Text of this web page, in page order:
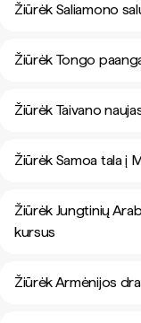
Žiūrėk Saliamono
Žiūrėk Tongo
Žiūrėk Taivano
Žiūrėk Samoa tala į
Žiūrėk Jungtinių
kursus
Žiūrėk Armėnijos